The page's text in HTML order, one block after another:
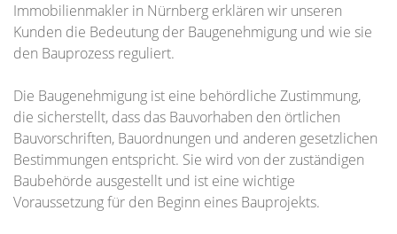
Immobilienmakler in Nürnberg erklären wir unseren
Kunden die Bedeutung der Baugenehmigung und wie sie
den Bauprozess reguliert.
Die Baugenehmigung ist eine behördliche Zustimmung,
die sicherstellt, dass das Bauvorhaben den örtlichen
Bauvorschriften, Bauordnungen und anderen gesetzlichen
Bestimmungen entspricht. Sie wird von der zuständigen
Baubehörde ausgestellt und ist eine wichtige
Voraussetzung für den Beginn eines Bauprojekts.